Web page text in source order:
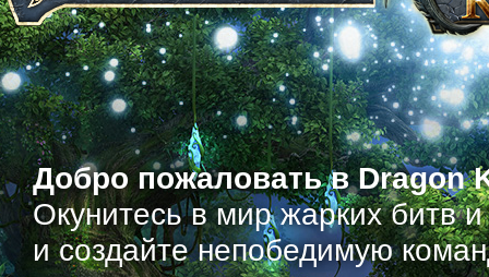
Добро пожаловать в Dragon
Окунитесь в мир жарких битв
и создайте непобедимую